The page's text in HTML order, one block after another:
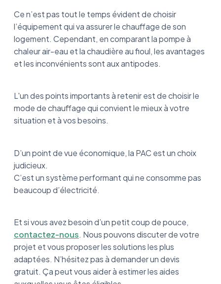
Ce n’est pas tout le temps évident de choisir
l’équipement qui va assurer le chauffage de son
logement. Cependant, en comparant la pompe à
chaleur air-eau et la chaudière au fioul, les avantages
et les inconvénients sont aux antipodes.
L'un des points importants à retenir est de choisir le
mode de chauffage qui convient le mieux à votre
situation et à vos besoins.
D’un point de vue économique, la PAC est un choix
judicieux.
C’est un système performant qui ne consomme pas
beaucoup d’électricité.
Et si vous avez besoin d’un petit coup de pouce,
contactez-nous. Nous pouvons discuter de votre
projet et vous proposer les solutions les plus
adaptées. N’hésitez pas à demander un devis
gratuit. Ça peut vous aider à estimer les aides